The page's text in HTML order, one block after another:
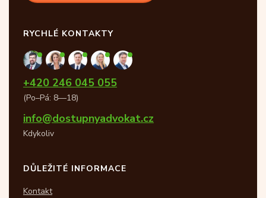
RYCHLÉ KONTAKTY
+420 246 045 055
(Po–Pá: 8—18)
info@dostupnyadvokat.cz
Kdykoliv
DŮLEŽITÉ INFORMACE
Kontakt